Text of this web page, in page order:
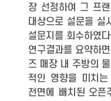
장 선정하여 그 프
대상으로 설문을
설문지를 회수하였
연구결과를 요약하
즈 매장 내 주방의
적인 영향을 미치
전면에 배치된 오픈